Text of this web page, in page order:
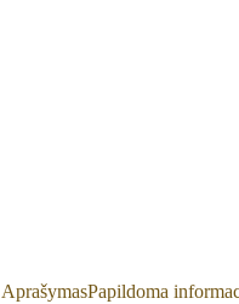
AprašymasPapildoma